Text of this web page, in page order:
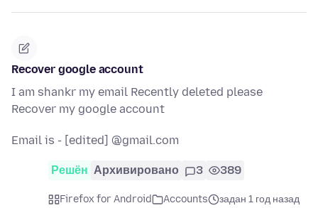
Recover google account
I am shankr my email Recently deleted please
Recover my google account
Email is - [edited] @gmail.com
Решён Архивировано 3 389
Firefox for Android Accounts
задан 1 год назад